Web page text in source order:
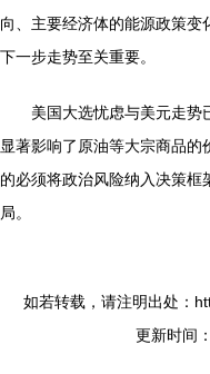
向、主要经济体的能源政策变
下一步走势至关重要。
美国大选忧虑与美元走势
显著影响了原油等大宗商品
的必须将政治风险纳入决策
局。
如若转载，请注明出处：
更新时间